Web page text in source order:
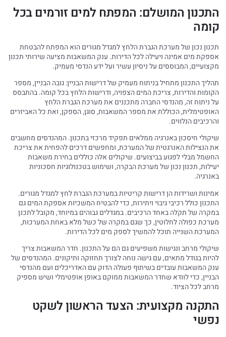
התכנון המושלם: המפתח למים זורמים בכל
קומה
תכנון נכון של מערכת הגברת הלחץ למגדל מגורים הוא המפתח להבטחת
אספקת מים אמינה ויעילה לכל הדירות. ענק המשאבות מציעה שירותי תכנון
מקצועיים, המבוססים על ניסיון עשיר ועל ידע הנדסי מעמיק.
תהליך התכנון מתחיל בניתוח מעמיק של דרישות הבניין: גובה הבניין, מספר
הקומות והדירות, צריכת המים הצפויה, ודרישות הלחץ בכל קומה. בהתבסס
על ניתוח זה, מהנדסי החברה מתכננים את מערכת הגברת הלחץ
האופטימלית, הכוללת את מספר המשאבות, סוגן, הספקן, ואת כל האביזרים
והרכיבים הנלווים.
שיקולי חיסכון באנרגיה ממלאים תפקיד מרכזי בתכנון. המהנדסים מחשבים
את הנצילות האנרגטית של המערכת, ומחפשים דרכים להפחית את צריכת
החשמל מבלי לפגוע בביצועים. שיקולים אלה כוללים בחירת משאבות
יעילות, תכנון נכון של מערכת הבקרה, ושימוש בטכנולוגיות חסכוניות
באנרגיה.
אמינות ושרידות הן דרישות קריטיות במערכת הגברת לחץ למגדל מגורים.
התכנון כולל רכיבי גיבוי ויתירות, כדי להבטיח המשכיות אספקת המים גם
במקרה של תקלה באחד הרכיבים. במגדלים גבוהים במיוחד, מקובל לתכנן
מערכת כפולה לחלוטין, כך שגם במקרה של כשל מלא באחת המערכות,
המערכת השנייה תוכל להמשיך לספק מים לכל הדירות.
שיקולי מרחב ונגישות משפיעים גם הם על התכנון. חדר המשאבות צריך
להיות בגודל מתאים, עם גישה נוחה לצורך תחזוקה ותיקונים. המהנדסים של
ענק המשאבות עובדים בשיתוף פעולה הדוק עם האדריכלים ועם מהנדסי
הבניין, כדי לוודא שחדר המשאבות ממוקם באופן אופטימלי ושיש מספיק
מרחב לכל הציוד.
התקנה מקצועית: הצעד הראשון לשקט
נפשי